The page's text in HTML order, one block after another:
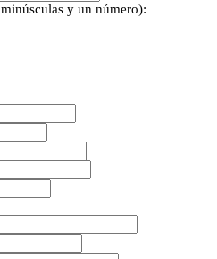
y un número):